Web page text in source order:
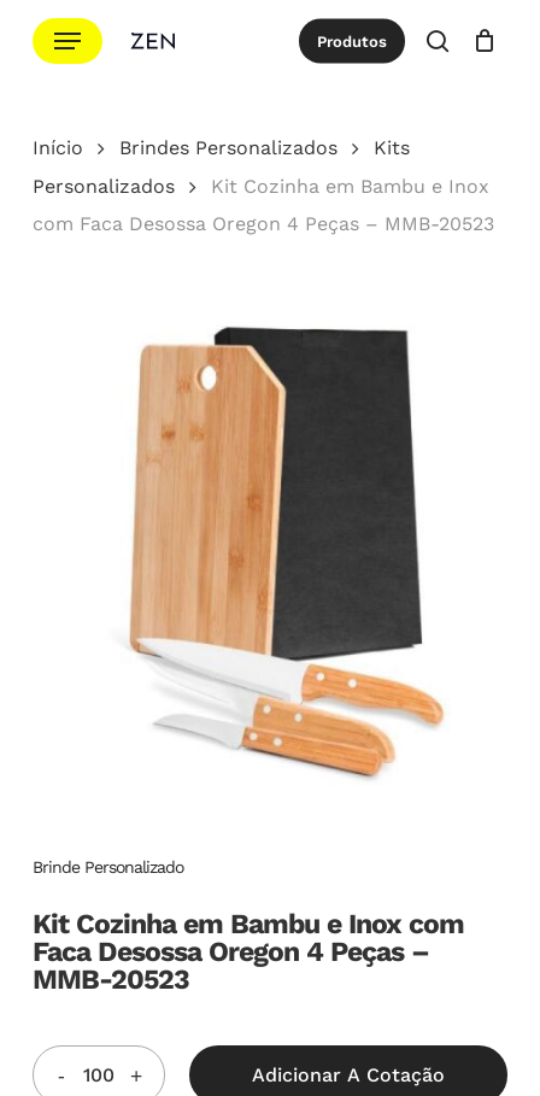
para
principal
Menu Produtos
procurar
Cotação Close
Início Brindes Personalizados
Kits
Personalizados
Kit Cozinha em Bambu e Inox
com Faca Desossa Oregon 4 Peças – MMB-20523
Brinde Personalizado
Kit Cozinha em Bambu e Inox com
Faca Desossa Oregon 4 Peças –
MMB-20523
Adicionar A Cotação